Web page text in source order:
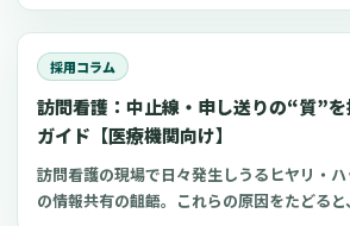
事務長、人事担当者の皆様に向けて、採用
「穿刺スキルをどのように見極めるか」、
にスキルを育成するための教育の仕組み」に
説します。
ば…」「複数のクリニックを掛け持ちして
どう進めれば？」非常勤や時短勤務、複数の
ルワーク）といった働き方が広がる中で、看
用保険の適用に関する疑問は、多くの医療
っているのではないでしょうか。制度が複雑
くないかもしれません。この記事は、病院
の採用や労務管理に携わる院長、看護部長、
採用コラム
訪問看護：中止線・申し送りの“質”
ガイド【医療機関向け】
訪問看護の現場で日々発生しうるヒヤリ・
の情報共有の齟齬。これらの原因をたどる